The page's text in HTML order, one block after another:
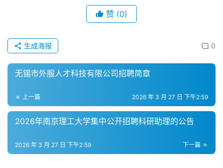
赞 (0)
0
生成海报
无锡市外服人才科技有限公司招聘简章
上一篇 2026 年 3 月 27 日 下午2:59
2026年南京理工大学集中公开招聘科研助理的公告
下一篇
2026 年 3 月 27 日 下午2:59